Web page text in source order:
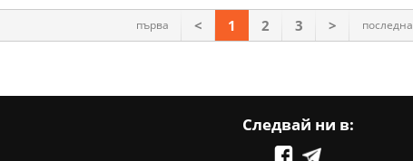
първа < 1 2 3 > последна
Следвай ни в: